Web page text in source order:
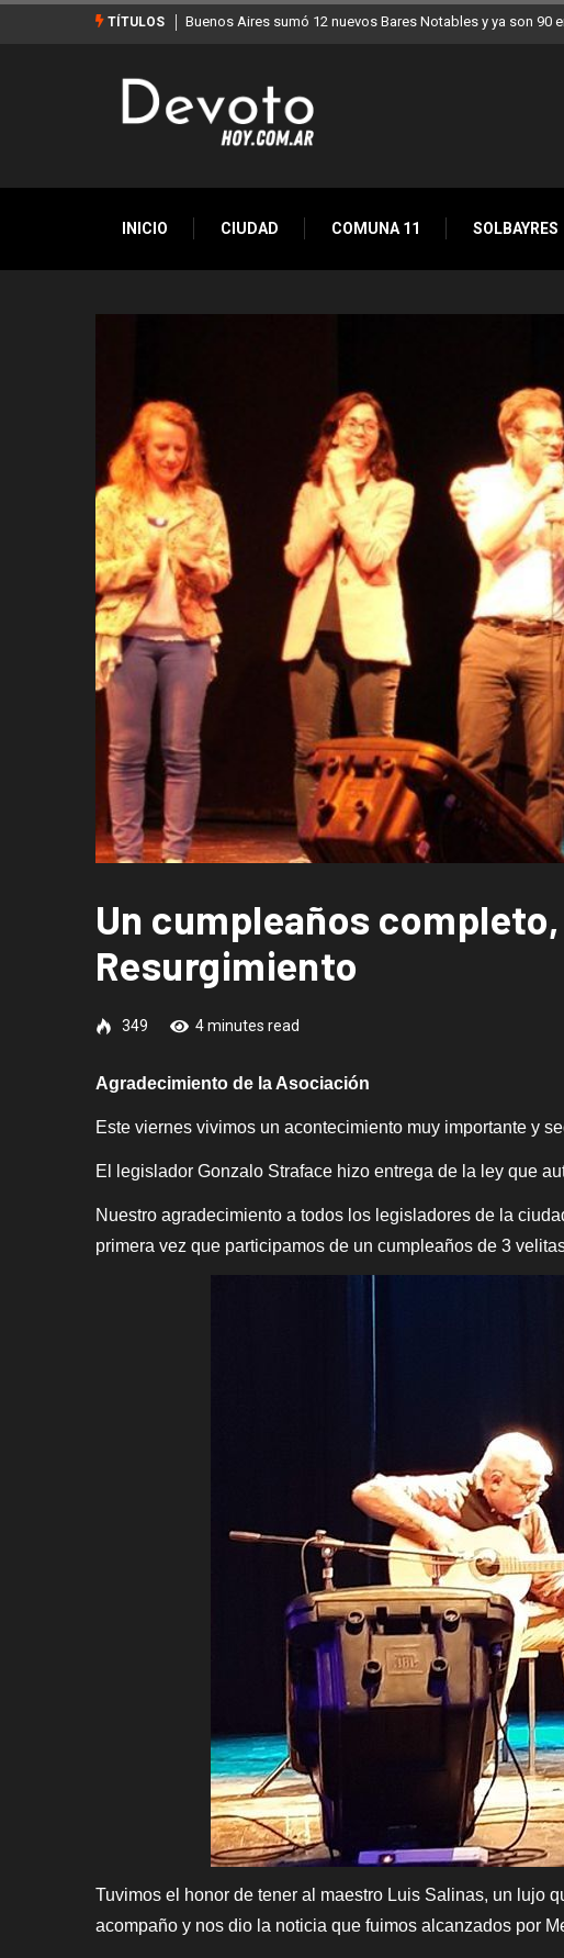
TÍTULOS Los stands móviles de la Ciudad llegan esta semana a Villa
INICIO CIUDAD COMUNA 11 SOLBAYRES
Un cumpleaños
Resurgimiento
349 4 minutes read
Agradecimiento de la Asociación
Este viernes vivimos un acontecimiento muy importante y
El legislador Gonzalo Straface hizo entrega de la ley que
Nuestro agradecimiento a todos los legisladores de la
primera vez que participamos de un cumpleaños de 3
Tuvimos el honor de tener al maestro Luis Salinas, un lujo
acompaño y nos dio la noticia que fuimos alcanzados por